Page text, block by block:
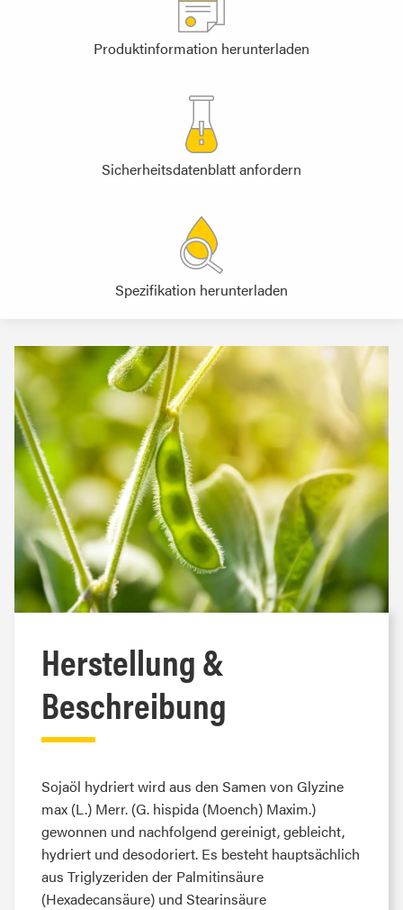
Produktinformation herunterladen
Sicherheitsdatenblatt anfordern
Spezifikation herunterladen
Herstellung &
Beschreibung
Sojaöl hydriert wird aus den Samen von Glyzine
max (L.) Merr. (G. hispida (Moench) Maxim.)
gewonnen und nachfolgend gereinigt, gebleicht,
hydriert und desodoriert. Es besteht hauptsächlich
aus Triglyzeriden der Palmitinsäure
(Hexadecansäure) und Stearinsäure